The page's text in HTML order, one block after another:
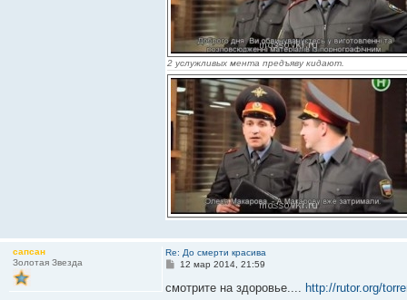
2 услужливых мента предъяву кидают.
сапсан
Золотая Звезда
Re: До смерти красива
С
о
12 мар 2014, 21:59
смотрите на здоровье.... http://rutor.org/